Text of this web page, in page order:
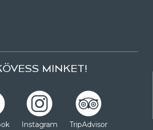
MINKET!
Instagram TripAdvisor